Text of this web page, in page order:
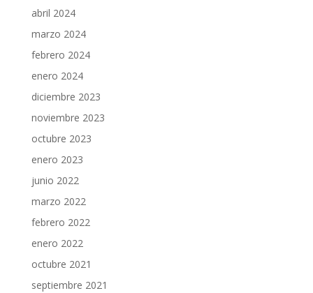
abril 2024
marzo 2024
febrero 2024
enero 2024
diciembre 2023
noviembre 2023
octubre 2023
enero 2023
junio 2022
marzo 2022
febrero 2022
enero 2022
octubre 2021
septiembre 2021